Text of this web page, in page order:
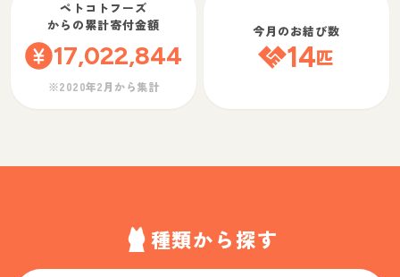
ペトコトフーズ
からの累計寄付金額
17,022,844
※2020年2月から集計
今月のお結び数
14匹
種類から探す